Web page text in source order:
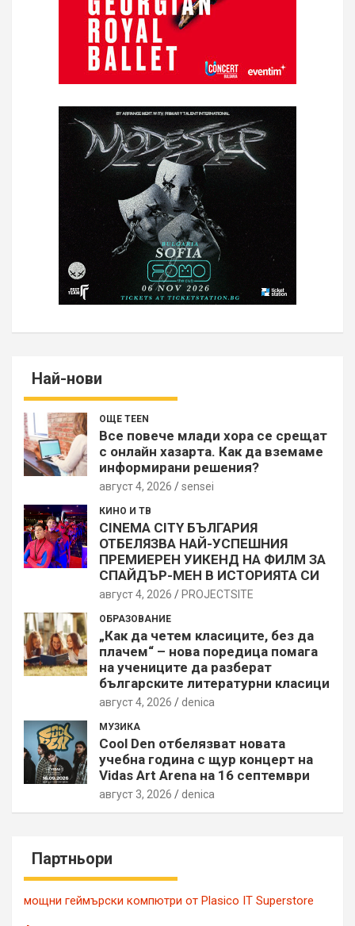
Най-нови
ОЩЕ TEEN
Все повече млади хора се срещат
с онлайн хазарта. Как да вземаме
информирани решения?
август 4, 2026 sensei
КИНО И ТВ
CINEMA CITY БЪЛГАРИЯ
ОТБЕЛЯЗВА НАЙ-УСПЕШНИЯ
ПРЕМИЕРЕН УИКЕНД НА ФИЛМ ЗА
СПАЙДЪР-МЕН В ИСТОРИЯТА СИ
август 4, 2026 PROJECTSITЕ
ОБРАЗОВАНИЕ
„Как да четем класиците, без да
плачем“ – нова поредица помага
на учениците да разберат
българските литературни класици
август 4, 2026 denica
МУЗИКА
Cool Den отбелязват новата
учебна година с щур концерт на
Vidas Art Arena на 16 септември
август 3, 2026 denica
Партньори
мощни геймърски компютри от Plasico IT Superstore